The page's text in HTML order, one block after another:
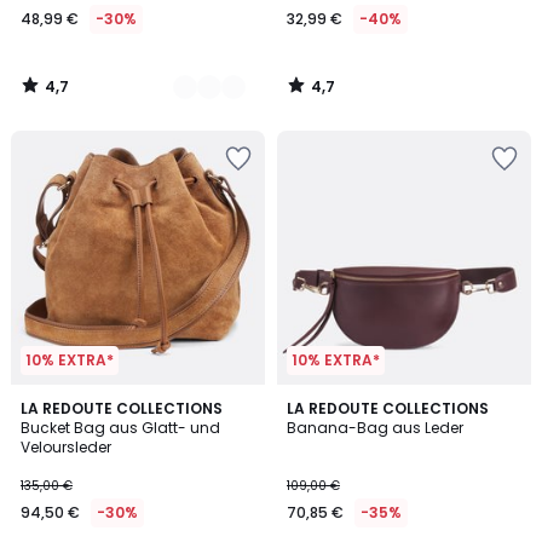
€
69,99
€
angewendet.
48,99 € -30%
4,7
/
32,99 € -40%
4,7
/
10% EXTRA*
LA REDOUTE COLLECTIONS
Bucket Bag aus Glatt- und
Veloursleder
135,00 €
94,50 € -30%
4,3
/ 5
10% EXTRA*
LA REDOUTE COLLECTIONS
Banana-Bag aus Leder
109,00 €
70,85 € -35%
3,7
/ 5